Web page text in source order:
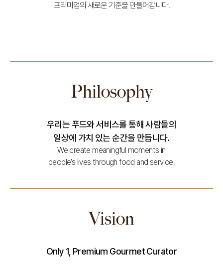
프리미엄의 새로운 기준을 만들어갑니다.
Philosophy
우리는 푸드와 서비스를 통해 사람들의
일상에 가치 있는 순간을 만듭니다.
We create meaningful moments in
people’s lives through food and service.
Vision
Only 1, Premium Gourmet Curator